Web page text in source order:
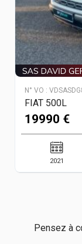
N° VO :
FIAT 500L
19990 €
2021
Pensez à